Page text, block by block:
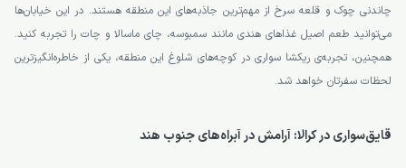
چاندنی چوک و قلعه سرخ از مهم‌ترین جاذبه‌های این منطقه هستند. در این خیابان‌ها
می‌توانید طعم اصیل غذاهای هندی مانند سمبوسه، چای ماسالا و چات را تجربه کنید.
همچنین، تجربه‌ی ریکشا سواری در کوچه‌های شلوغ این منطقه، یکی از خاطره‌انگیزترین
لحظات سفرتان خواهد شد.
قایق‌سواری در کرالا: آرامش در آبراه‌های جنوب هند